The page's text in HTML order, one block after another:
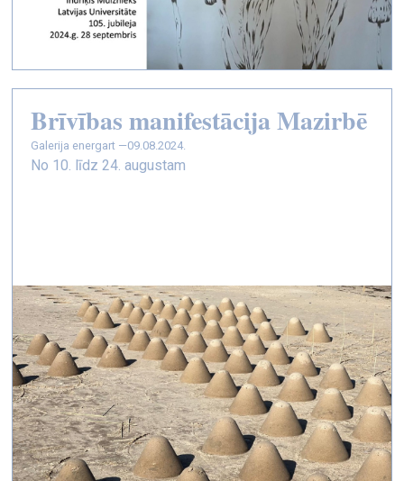
Brīvības manifestācija Mazirbē
galerija energart —09.08.2024.
No 10. līdz 24. augustam